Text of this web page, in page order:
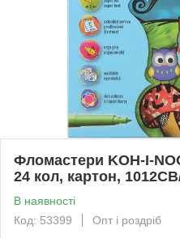
Фломастери KOH-I-
24 кол, картон,
В наявності
Код: 53399
Опт і роздріб